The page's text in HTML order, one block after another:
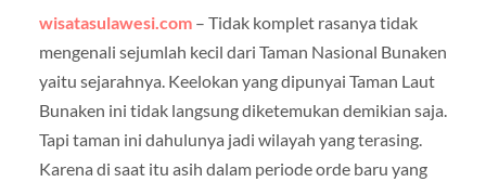
wisatasulawesi.com– Tidak komplet rasanya tidak
mengenali sejumlah kecil dari Taman Nasional Bunaken
yaitu sejarahnya. Keelokan yang dipunyai Taman Laut
Bunaken ini tidak langsung diketemukan demikian saja.
Tapi taman ini dahulunya jadi wilayah yang terasing.
Karena di saat itu asih dalam periode orde baru yang